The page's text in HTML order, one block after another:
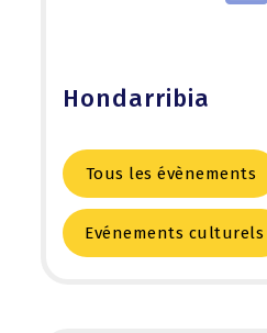
Hondarribia
Tous les évènements
Evénements culturels